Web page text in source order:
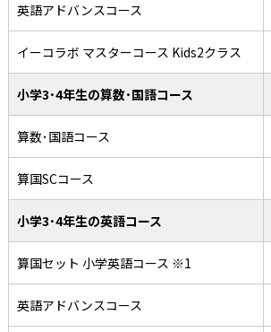
英語アドバンスコース
イーコラボ マスターコース Kids2クラス
小学3･4年生の算数･国語コース
算数･国語コース
算国SCコース
小学3･4年生の英語コース
算国セット 小学英語コース ※1
英語アドバンスコース